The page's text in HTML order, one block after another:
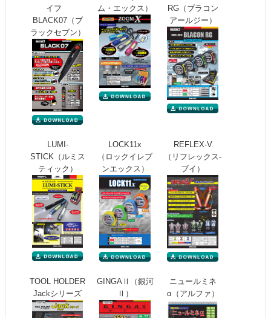
イフ
BLACK07（ブ
ラックセブン）
ム・エックス）
RG（ブラコン
アールジー）
LUMI-
STICK（ルミス
ティック）
LOCK11x
（ロックイレブ
ンエックス）
REFLEX-V
（リフレックス-
ブイ）
TOOL HOLDER
Jackシリーズ
GINGAⅡ（銀河
Ⅱ）
ニュールミネ
α（アルファ）